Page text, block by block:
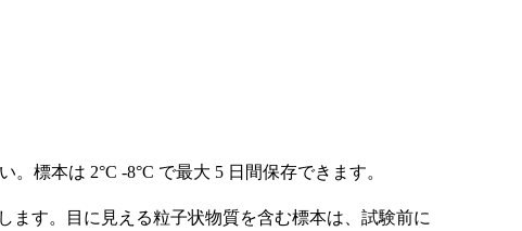
標本は 2°C -8°C で最大 5 日間保存できます。
す。目に見える粒子状物質を含む標本は、試験前に